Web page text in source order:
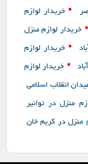
• خریدار لوازم
• خریدار لوازم منزل
• خریدار لوازم
• خریدار لوازم
انقلاب اسلامی
منزل در توانیر
منزل در کریم خان